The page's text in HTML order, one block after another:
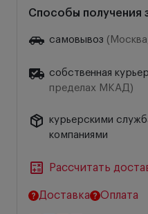
Способы получения
самовывоз
собственная
пределах МКАД)
курьерскими
компаниями
Рассчитать
Доставка Оплата